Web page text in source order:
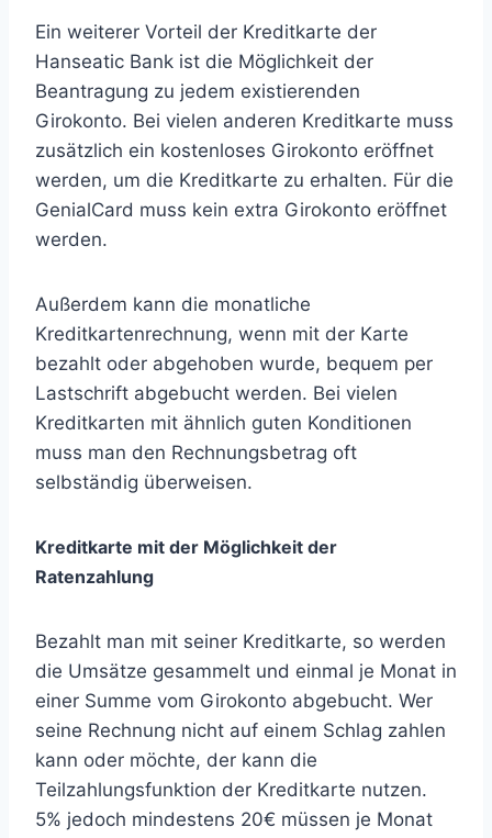
Ein weiterer Vorteil der Kreditkarte der
Hanseatic Bank ist die Möglichkeit der
Beantragung zu jedem existierenden
Girokonto. Bei vielen anderen Kreditkarte muss
zusätzlich ein kostenloses Girokonto eröffnet
werden, um die Kreditkarte zu erhalten. Für die
GenialCard muss kein extra Girokonto eröffnet
werden.
Außerdem kann die monatliche
Kreditkartenrechnung, wenn mit der Karte
bezahlt oder abgehoben wurde, bequem per
Lastschrift abgebucht werden. Bei vielen
Kreditkarten mit ähnlich guten Konditionen
muss man den Rechnungsbetrag oft
selbständig überweisen.
Kreditkarte mit der Möglichkeit der
Ratenzahlung
Bezahlt man mit seiner Kreditkarte, so werden
die Umsätze gesammelt und einmal je Monat in
einer Summe vom Girokonto abgebucht. Wer
seine Rechnung nicht auf einem Schlag zahlen
kann oder möchte, der kann die
Teilzahlungsfunktion der Kreditkarte nutzen.
5% jedoch mindestens 20€ müssen je Monat